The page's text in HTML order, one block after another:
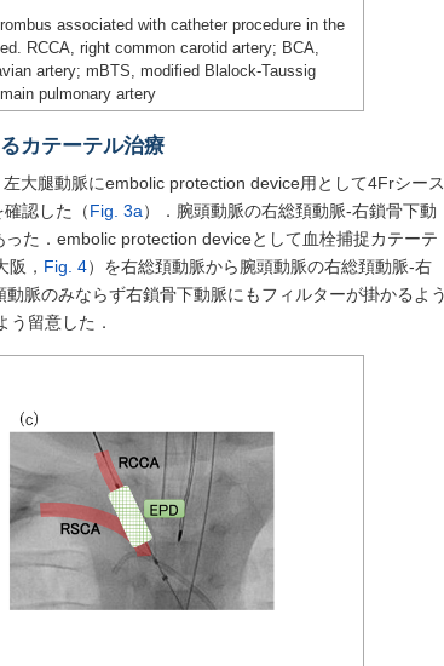
associated with catheter procedure in the
RCCA, right common carotid artery; BCA,
artery; mBTS, modified Blalock-Taussig
pulmonary artery
カテーテル治療
大腿動脈にembolic protection device用として4Frシース
認した（Fig. 3a）．腕頭動脈の右総頚動脈-右鎖骨下動
た．embolic protection deviceとして血栓捕捉カテーテ
， Fig. 4）を右総頚動脈から腕頭動脈の右総頚動脈-右
動脈のみならず右鎖骨下動脈にもフィルターが掛かるよう
留意した．